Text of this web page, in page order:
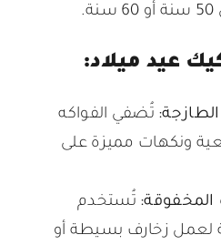
عيد ميلاد:
تُضفي الفواكه
ونكهات مميزة على
تُستخدم
لعمل زخارف بسيطة أو